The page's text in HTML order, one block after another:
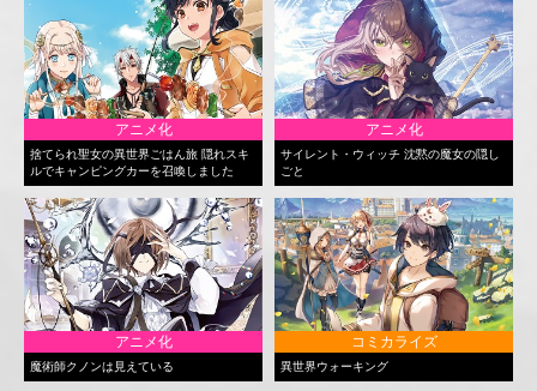
アニメ化
捨てられ聖女の異世界ごはん旅 隠れスキ
ルでキャンピングカーを召喚しました
アニメ化
サイレント・ウィッチ 沈黙の魔女の隠し
ごと
アニメ化
魔術師クノンは見えている
コミカライズ
異世界ウォーキング